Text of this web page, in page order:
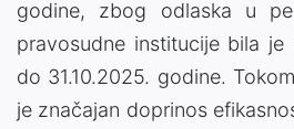
godine, zbog odlaska u
pravosudne institucije bila
do 31.10.2025. godine.
je značajan doprinos